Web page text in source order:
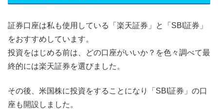
証券口座は私も使用している「楽天証券」と「SBI証券」
をおすすめしています。
投資をはじめる前は、どの口座がいいか？を色々調べて最
終的には楽天証券を選びました。
その後、米国株に投資をすることになり「SBI証券」の口
座も開設しました。